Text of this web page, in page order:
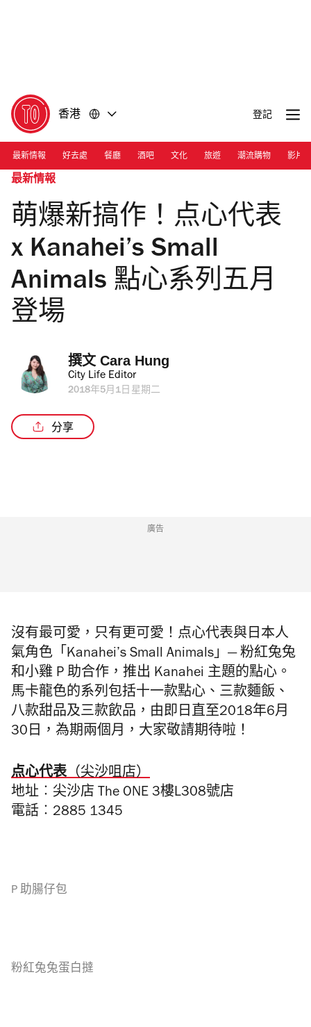
香港 登記
最新情報 好去處 餐廳 酒吧 文化 旅遊 潮流購物 影片
最新情報
萌爆新搞作！点心代表
x Kanahei’s Small
Animals 點心系列五月
登場
撰文 Cara Hung
City Life Editor
2018年5月1日星期二
分享
廣告
沒有最可愛，只有更可愛！点心代表與日本人
氣角色「Kanahei’s Small Animals」— 粉紅兔兔
和小雞 P 助合作，推出 Kanahei 主題的點心。
馬卡龍色的系列包括十一款點心、三款麵飯、
八款甜品及三款飲品，由即日 直至2018年6月
30日，為期兩個月，大家敬請期待啦！
点心代表（尖沙咀店）
地址︰尖沙店 The ONE 3樓L308號店
電話︰2885 1345
P 助腸仔包
粉紅兔兔蛋白撻